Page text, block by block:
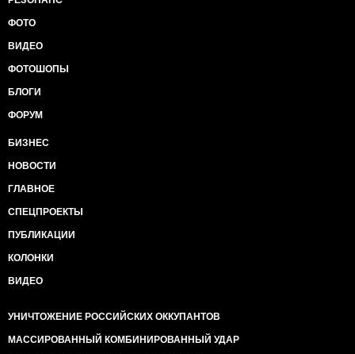
ФОТО
ВИДЕО
ФОТОШОПЫ
БЛОГИ
ФОРУМ
БИЗНЕС
НОВОСТИ
ГЛАВНОЕ
СПЕЦПРОЕКТЫ
ПУБЛИКАЦИИ
КОЛОНКИ
ВИДЕО
УНИЧТОЖЕНИЕ РОССИЙСКИХ ОККУПАНТОВ
МАССИРОВАННЫЙ КОМБИНИРОВАННЫЙ УДАР